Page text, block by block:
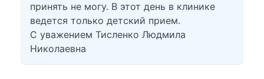
принять не могу. В этот день в клинике
ведется только детский прием.
С уважением Тисленко Людмила
Николаевна